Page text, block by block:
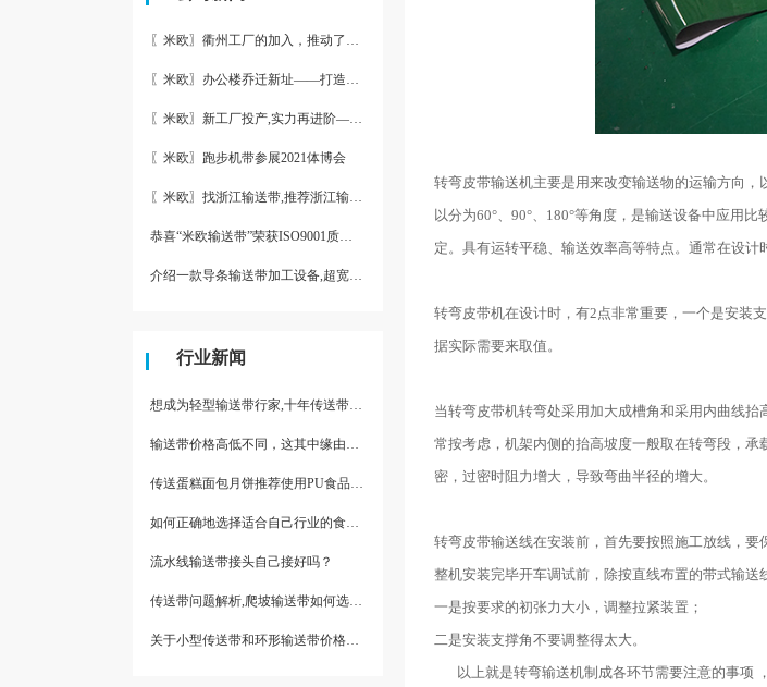
〖米欧〗衢州工厂的加入，推动了产能更节约了成本。
〖米欧〗办公楼乔迁新址——打造新起点 再著新篇章
〖米欧〗新工厂投产,实力再进阶—米欧带业衢州工厂投产并平稳运
〖米欧〗跑步机带参展2021体博会
〖米欧〗找浙江输送带,推荐浙江输送带生产厂家“米欧”
恭喜“米欧输送带”荣获ISO9001质量体系认证
介绍一款导条输送带加工设备,超宽输送带利器
行业新闻
想成为轻型输送带行家,十年传送带师傅教你三招
输送带价格高低不同，这其中缘由你清楚了吗
传送蛋糕面包月饼推荐使用PU食品级输送带
如何正确地选择适合自己行业的食品输送带
流水线输送带接头自己接好吗？
传送带问题解析,爬坡输送带如何选择,推荐一款防滑输送带
关于小型传送带和环形输送带价格，他们有什么区别点。
转弯皮带输送机主要是用来改变输送物的运输方向
以分为60°、90°、180°等角度，是输送设备中应用
定。具有运转平稳、输送效率高等特点。通常在设
转弯皮带机在设计时，有2点非常重要，一个是安装
据实际需要来取值。
当转弯皮带机转弯处采用加大成槽角和采用内曲线
常按考虑，机架内侧的抬高坡度一般取在转弯段，
密，过密时阻力增大，导致弯曲半径的增大。
转弯皮带输送线在安装前，首先要按照施工放线，
整机安装完毕开车调试前，除按直线布置的带式输送
一是按要求的初张力大小，调整拉紧装置；
二是安装支撑角不要调整得太大。
以上就是转弯输送机制成各环节需要注意的事项